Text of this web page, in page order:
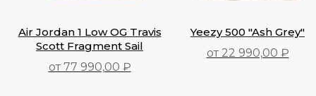
Air Jordan 1 Low OG Travis
Scott Fragment Sail
от 77 990,00 ₽
Yeezy 500 "Ash Grey"
от 22 990,00 ₽